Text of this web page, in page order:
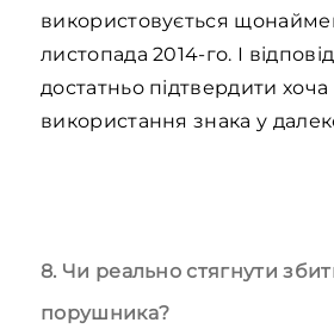
використовується
листопада 2014-го. І
достатньо підтвердити
використання знака у
8. Чи реально стягнути
порушника?